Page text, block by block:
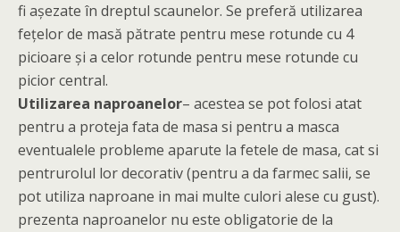
fi aşezate în dreptul scaunelor. Se preferă utilizarea
feţelor de masă pătrate pentru mese rotunde cu 4
picioare şi a celor rotunde pentru mese rotunde cu
picior central.
Utilizarea naproanelor– acestea se pot folosi atat
pentru a proteja fata de masa si pentru a masca
eventualele probleme aparute la fetele de masa, cat si
pentrurolul lor decorativ (pentru a da farmec salii, se
pot utiliza naproane in mai multe culori alese cu gust).
prezenta naproanelor nu este obligatorie de la